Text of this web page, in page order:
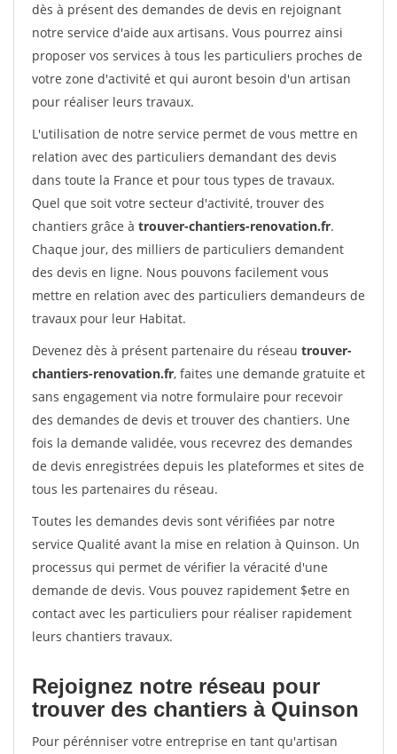
dès à présent des demandes de devis en rejoignant
notre service d'aide aux artisans. Vous pourrez ainsi
proposer vos services à tous les particuliers proches de
votre zone d'activité et qui auront besoin d'un artisan
pour réaliser leurs travaux.
L'utilisation de notre service permet de vous mettre en
relation avec des particuliers demandant des devis
dans toute la France et pour tous types de travaux.
Quel que soit votre secteur d'activité, trouver des
chantiers grâce à trouver-chantiers-renovation.fr.
Chaque jour, des milliers de particuliers demandent
des devis en ligne. Nous pouvons facilement vous
mettre en relation avec des particuliers demandeurs de
travaux pour leur Habitat.
Devenez dès à présent partenaire du réseau trouver-
chantiers-renovation.fr, faites une demande gratuite et
sans engagement via notre formulaire pour recevoir
des demandes de devis et trouver des chantiers. Une
fois la demande validée, vous recevrez des demandes
de devis enregistrées depuis les plateformes et sites de
tous les partenaires du réseau.
Toutes les demandes devis sont vérifiées par notre
service Qualité avant la mise en relation à Quinson. Un
processus qui permet de vérifier la véracité d'une
demande de devis. Vous pouvez rapidement $etre en
contact avec les particuliers pour réaliser rapidement
leurs chantiers travaux.
Rejoignez notre réseau pour
trouver des chantiers à Quinson
Pour pérénniser votre entreprise en tant qu'artisan